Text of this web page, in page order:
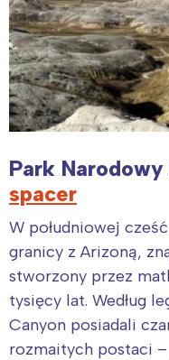
Park
spacer
W południowej
granicy z Arizoną,
stworzony przez
tysięcy lat. Według
Canyon posiadali
rozmaitych postaci
Trójmiasto
Poznań
Wrocław